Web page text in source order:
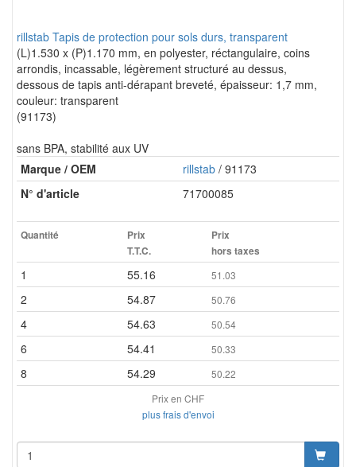
rillstab Tapis de protection pour sols durs, transparent
(L)1.530 x (P)1.170 mm, en polyester, réctangulaire, coins
arrondis, incassable, légèrement structuré au dessus,
dessous de tapis anti-dérapant breveté, épaisseur: 1,7 mm,
couleur: transparent
(91173)
sans BPA, stabilité aux UV
Marque / OEM
rillstab / 91173
N° d'article
71700085
Quantité
Prix
T.T.C.
Prix
hors taxes
1 55.16 51.03
2 54.87 50.76
4 54.63 50.54
6 54.41 50.33
8 54.29
50.22
Prix en CHF
plus frais d'envoi